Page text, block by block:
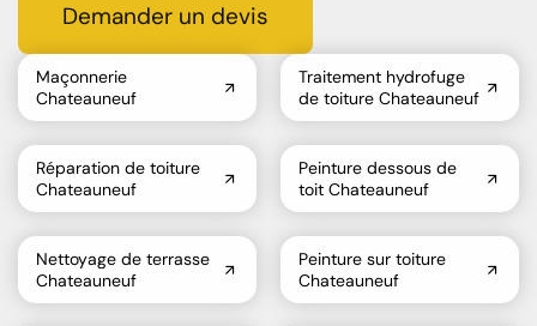
Demander un devis
Maçonnerie
Chateauneuf
Traitement hydrofuge
de toiture Chateauneuf
Réparation de toiture
Chateauneuf
Peinture dessous de
toit Chateauneuf
Nettoyage de terrasse
Chateauneuf
Peinture sur toiture
Chateauneuf